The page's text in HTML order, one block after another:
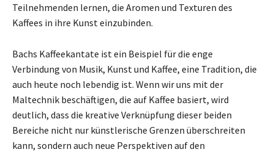
Teilnehmenden lernen, die Aromen und Texturen des
Kaffees in ihre Kunst einzubinden.
Bachs Kaffeekantate ist ein Beispiel für die enge
Verbindung von Musik, Kunst und Kaffee, eine Tradition, die
auch heute noch lebendig ist. Wenn wir uns mit der
Maltechnik beschäftigen, die auf Kaffee basiert, wird
deutlich, dass die kreative Verknüpfung dieser beiden
Bereiche nicht nur künstlerische Grenzen überschreiten
kann, sondern auch neue Perspektiven auf den